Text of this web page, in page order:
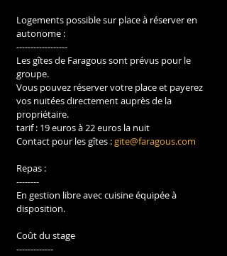
Logements possible sur place à réserver en
autonome :
------------------
Les gîtes de Faragous sont prévus pour le
groupe.
Vous pouvez réserver votre place et payerez
vos nuitées directement auprès de la
propriétaire.
tarif : 19 euros à 22 euros la nuit
Contact pour les gîtes : gite@faragous.com
Repas :
--------
En gestion libre avec cuisine équipée à
disposition.
Coût du stage
-------------